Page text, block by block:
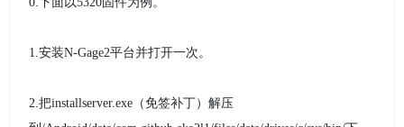
1.安装N-Gage2平台并打开一次。
2.把installserver.exe（免签补丁）解压